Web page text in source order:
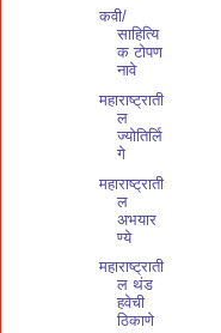
कवी/
साहित्यि
क टोपण
नावे
महाराष्ट्राती
ल
ज्योतिर्लि
गे
महाराष्ट्राती
ल
अभयार
ण्ये
महाराष्ट्राती
ल थंड
हवेची
ठिकाणे